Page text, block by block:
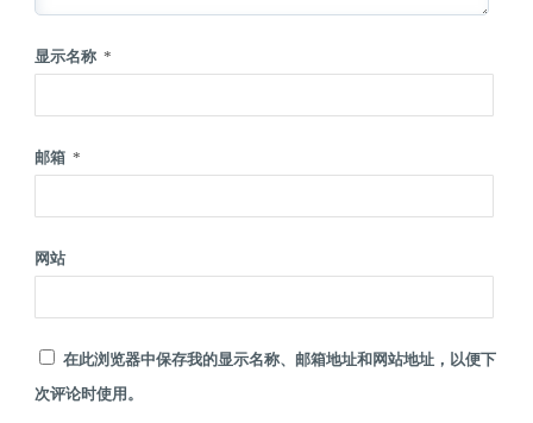
显示名称 *
邮箱 *
网站
在此浏览器中保存我的显示名称、邮箱地址和网站地址，以便下
次评论时使用。